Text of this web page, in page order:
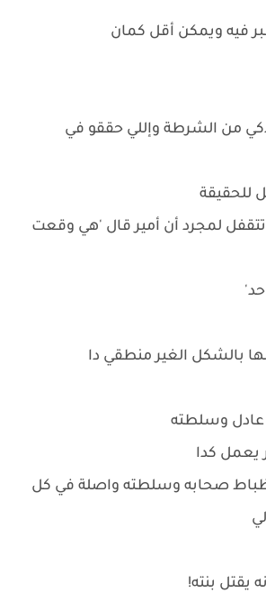
فيه ويمكن أقل كمان
من الشرطة وإللي حققو في
للحقيقة
لمجرد أن أمير قال 'هي وقعت
بالشكل الغير منطقي دا
وسلطته
يعمل كدا
صحابه وسلطته واصلة في كل
يقتل بنته!